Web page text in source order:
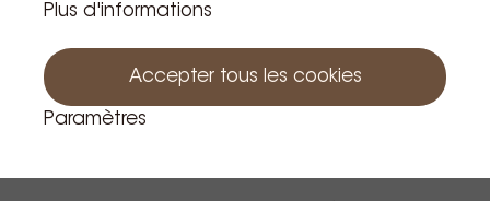
Plus d'informations
Accepter tous les cookies
Paramètres